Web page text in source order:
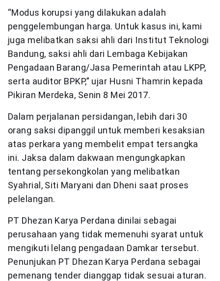
“Modus korupsi yang dilakukan adalah
penggelembungan harga. Untuk kasus ini, kami
juga melibatkan saksi ahli dari Institut Teknologi
Bandung, saksi ahli dari Lembaga Kebijakan
Pengadaan Barang/Jasa Pemerintah atau LKPP,
serta auditor BPKP,” ujar Husni Thamrin kepada
Pikiran Merdeka, Senin 8 Mei 2017.
Dalam perjalanan persidangan, lebih dari 30
orang saksi dipanggil untuk memberi kesaksian
atas perkara yang membelit empat tersangka
ini. Jaksa dalam dakwaan mengungkapkan
tentang persekongkolan yang melibatkan
Syahrial, Siti Maryani dan Dheni saat proses
pelelangan.
PT Dhezan Karya Perdana dinilai sebagai
perusahaan yang tidak memenuhi syarat untuk
mengikuti lelang pengadaan Damkar tersebut.
Penunjukan PT Dhezan Karya Perdana sebagai
pemenang tender dianggap tidak sesuai aturan.